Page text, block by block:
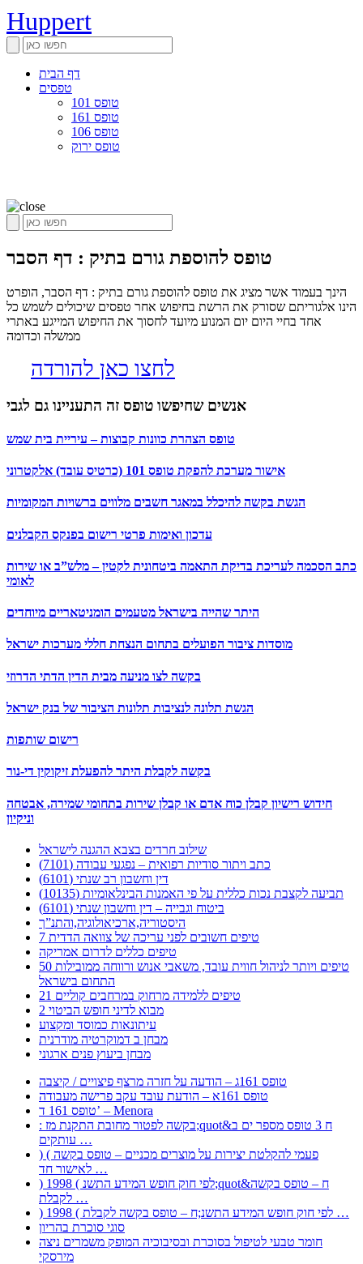
Huppert
דף הבית
טפסים
טופס 101
טופס 161
טופס 106
טופס ירוק
טופס להוספת גורם בתיק : דף הסבר
הינך בעמוד אשר מציג את טופס להוספת גורם בתיק : דף הסבר, הופרט
הינו אלגוריתם שסורק את הרשת בחיפוש אחר טפסים שיכולים לשמש כל
אחד בחיי היום יום המנוע מיועד לחסוך את החיפוש המייגע באתרי
ממשלה וכדומה
לחצו כאן להורדה
אנשים שחיפשו טופס זה התעניינו גם לגבי
טופס הצהרת כוונות קבוצות – עיריית בית שמש
אישור מערכת להפקת טופס 101 (כרטיס עובד) אלקטרוני
הגשת בקשה להיכלל במאגר חשבים מלווים ברשויות המקומיות
עדכון ואימות פרטי רישום בפנקס הקבלנים
כתב הסכמה לעריכת בדיקת התאמה ביטחונית לקטין – מלש”ב או שירות
לאומי
היתר שהייה בישראל מטעמים הומניטאריים מיוחדים
מוסדות ציבור הפועלים בתחום הנצחת חללי מערכות ישראל
בקשה לצו מניעה מבית הדין הדתי הדרוזי
הגשת תלונה לנציבות תלונות הציבור של בנק ישראל
רישום שותפות
בקשה לקבלת היתר להפעלת זיקוקין די-נור
חידוש רישיון קבלן כוח אדם או קבלן שירות בתחומי שמירה, אבטחה
וניקיון
שילוב חרדים בצבא ההגנה לישראל
כתב ויתור סודיות רפואית – נפגעי עבודה (7101)
דין וחשבון רב שנתי (6101)
תביעה לקצבת נכות כללית על פי האמנות הבינלאומיות (10135)
ביטוח וגבייה – דין וחשבון שנתי (6101)
היסטוריה,ארכיאולוגיה,והתנ”ך
7 טיפים חשובים לפני עריכה של צוואה הדדית
טיפים כללים לדרום אמריקה
50 טיפים ויותר לניהול חווית עובד, משאבי אנוש ורווחה ממובילות
התחום בישראל
21 טיפים ללמידה מרחוק במרחבים קוליים
מבוא לדיני חופש הביטוי 2
עיתונאות כמוסד ומקצוע
מבחן ב דמוקרטיה מודרנית
מבחן ביעוץ פנים ארגוני
טופס 161ג – הודעה על חזרה מרצף פיצויים / קיצבה
טופס 161א – הודעת עובד עקב פרישה מעבודה
טופס 161 ד’ – Menora
: בקשה לפטור מחובת התקנת מז;quot&ח 3 טופס מספר ים ב
עותקים …
) ( פעמי להקלטת יצירות על מוצרים מכניים – טופס בקשה
לאישור חד …
) 1998 ( לפי חוק חופש המידע התשנ;quot&ח – טופס בקשה
לקבלת …
) 1998 ( לפי חוק חופש המידע התשנ;ח – טופס בקשה לקבלת …
סוגי סוכרת בהריון
חומר טבעי לטיפול בסוכרת ובסיבוכיה המופק משמרים ניצה
מירסקי